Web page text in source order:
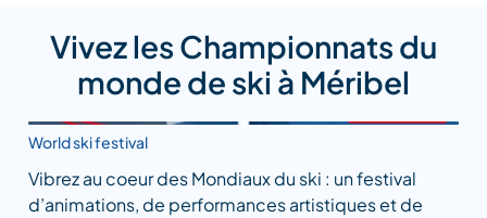
Vivez les Championnats du
monde de ski à Méribel
World ski festival
Vibrez au coeur des Mondiaux du ski : un festival
d’animations, de performances artistiques et de